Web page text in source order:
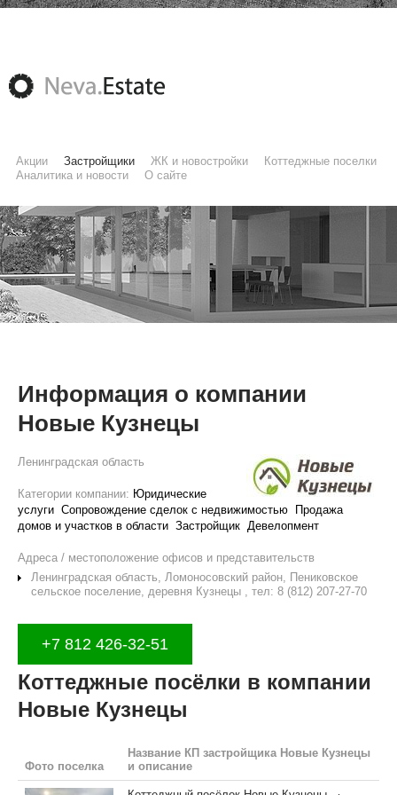
Акции Застройщики ЖК и новостройки
Коттеджные поселки
Аналитика и новости
О сайте
Информация о компании
Новые Кузнецы
Ленинградская область
Категории компании: Юридические
услуги Сопровождение сделок с недвижимостью
Продажа
домов и участков в области Застройщик Девелопмент
Адреса / местоположение офисов и представительств
Ленинградская область, Ломоносовский район, Пениковское
сельское поселение, деревня Кузнецы , тел: 8 (812) 207-27-70
+7 812 426-32-51
Коттеджные посёлки в компании
Новые Кузнецы
Фото поселка
Название КП застройщика Новые Кузнецы
и описание